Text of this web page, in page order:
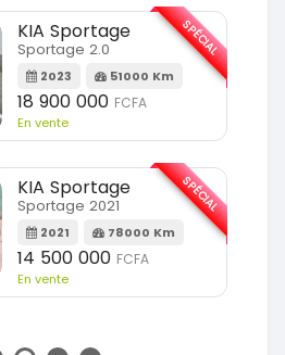
KIA Sportage
Sportage 2.0
2023 51000 Km
18 900 000 FCFA
En vente
SPÉCIAL
KIA Sportage
Sportage 2021
2021 78000 Km
14 500 000 FCFA
En vente
SPÉCIAL